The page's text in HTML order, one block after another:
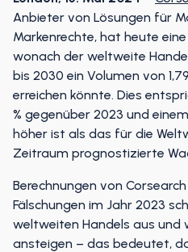
Anbieter von Lösungen für
Markenrechte, hat heute
wonach der weltweite
bis 2030 ein Volumen von
erreichen könnte. Dies
% gegenüber 2023 und
höher ist als das für die
Zeitraum prognostizierte
Berechnungen von
Fälschungen im Jahr 2023
weltweiten Handels aus und
ansteigen – das bedeutet,